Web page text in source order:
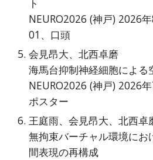
ト
NEURO2026 (神戸) 2026
01、口頭
会見昂大、北西卓磨
海馬台抑制神経細胞による
NEURO2026 (神戸) 2026
ポスター
王庭雨、会見昂大、北西卓
無拘束バーチャル環境にお
間表現の再構成